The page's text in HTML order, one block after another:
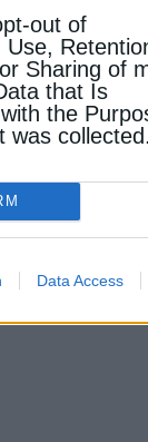
out of
Use,
Sharing of
that Is
the
was collected.
Data Access
φάση της
ύψους 28